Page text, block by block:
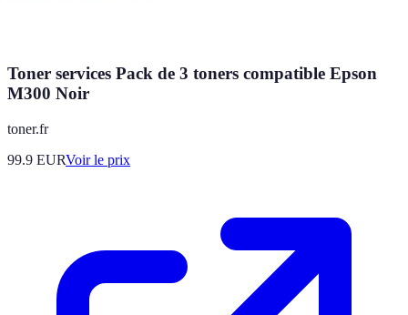
Toner services Pack de 3 toners compatible Epson
M300 Noir
toner.fr
99.9 EURVoir le prix